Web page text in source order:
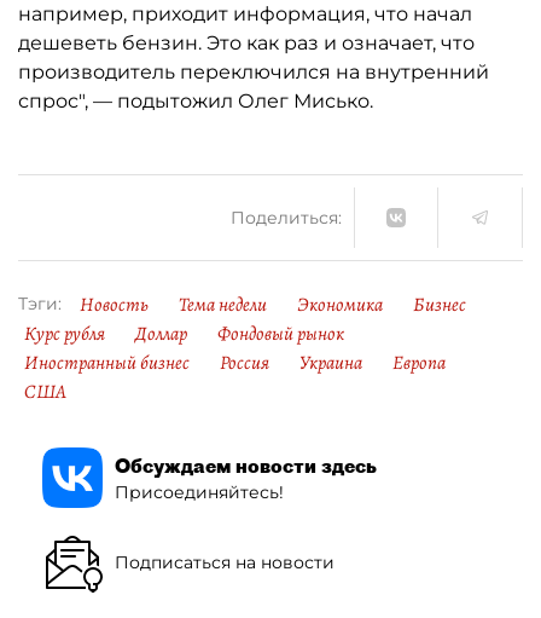
например, приходит информация, что начал
дешеветь бензин. Это как раз и означает, что
производитель переключился на внутренний
спрос", — подытожил Олег Мисько.
Поделиться:
Тэги: Новость Тема недели Экономика
Бизнес
Курс рубля
Доллар
Фондовый рынок
Иностранный бизнес
Россия Украина
Европа
США
Обсуждаем новости здесь
Присоединяйтесь!
Подписаться на новости